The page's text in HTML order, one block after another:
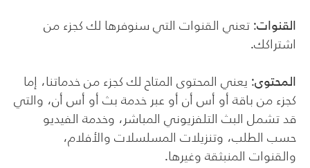
القنوات: تعني القنوات التي سنوفرها لك كجزء من
اشتراكك.
المحتوى: يعني المحتوى المتاح لك كجزء من خدماتنا، إما
كجزء من باقة أو أس أن أو عبر خدمة بث أو أس أن، والتي
قد تشمل البث التلفزيوني المباشر، وخدمة الفيديو
حسب الطلب، وتنزيلات المسلسلات والأفلام،
والقنوات المنبثقة وغيرها.